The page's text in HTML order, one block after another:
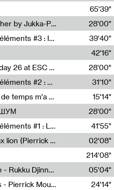
Sarah Tritz,Elene Lapiashivili,Justin Marconnet,Mateo Cuche,Esther Lechevalier,Suzie Lecroart,Romance Castelet
65'39"
Radia Show #1108 : as or another by Jukka-Pekka Kervinen / Rádio Zero
28'00"
Sous le paysage - Habiter les éléments #3 : Interprétations, rituels et symboliques des éléments
39'40"
42'16"
Radia Show #1107 : Art's Birthday 26 at ESC - Medien Kunst Labor
28'00"
Sous le paysage - Habiter les éléments #2 : Vers le tournant élémentaire
31'10"
Impossible de savoir combien de temps m'a échappé
15'14"
ШУМ
28'00"
Sous le paysage - Habiter les éléments #1 : Les éléments et les débordements du vivant
41'55"
Simb Gaïdé ou la danse du faux lion (Pierrick Mouton)
02'08"
214'08"
Non à l'émigration Clandestine - Rukku Djinne Squad (Eden Tinto Collins)
05'04"
Mama Counda, l'esprit du puits - Pierrick Mouton
24'14"